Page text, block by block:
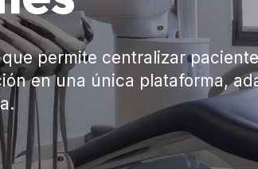
permite centralizar
en una única plataforma,